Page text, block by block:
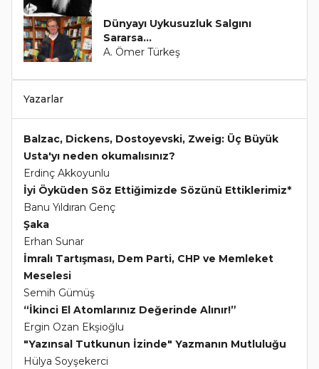
Dünyayı Uykusuzluk Salgını
Sararsa...
A. Ömer Türkeş
Yazarlar
Balzac, Dickens, Dostoyevski, Zweig: Üç Büyük
Usta'yı neden okumalısınız?
Erdinç Akkoyunlu
İyi Öyküden Söz Ettiğimizde Sözünü Ettiklerimiz*
Banu Yıldıran Genç
Şaka
Erhan Sunar
İmralı Tartışması, Dem Parti, CHP ve Memleket
Meselesi
Semih Gümüş
“İkinci El Atomlarınız Değerinde Alınır!”
Ergin Ozan Ekşioğlu
"Yazınsal Tutkunun İzinde" Yazmanın Mutluluğu
Hülya Soyşekerci